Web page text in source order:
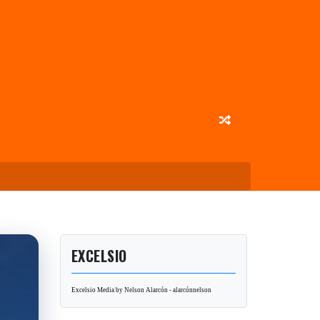
EXCELSIO
Excelsio Media by Nelson Alarcón - alarcónnelson